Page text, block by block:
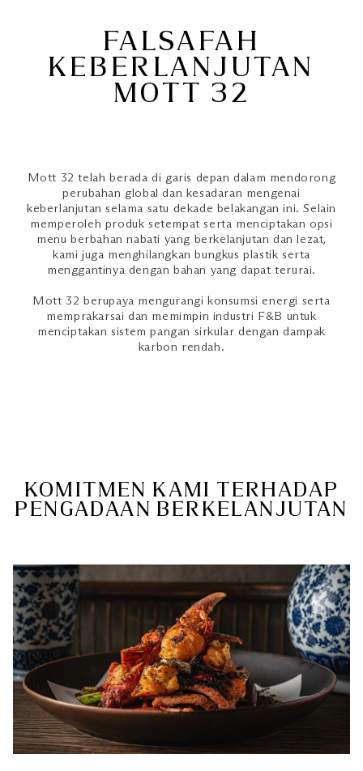
FALSAFAH
KEBERLANJUTAN
MOTT 32
Mott 32 telah berada di garis depan dalam mendorong
perubahan global dan kesadaran mengenai
keberlanjutan selama satu dekade belakangan ini. Selain
memperoleh produk setempat serta menciptakan opsi
menu berbahan nabati yang berkelanjutan dan lezat,
kami juga menghilangkan bungkus plastik serta
menggantinya dengan bahan yang dapat terurai.
Mott 32 berupaya mengurangi konsumsi energi serta
memprakarsai dan memimpin industri F&B untuk
menciptakan sistem pangan sirkular dengan dampak
karbon rendah.
KOMITMEN KAMI TERHADAP
PENGADAAN BERKELANJUTAN